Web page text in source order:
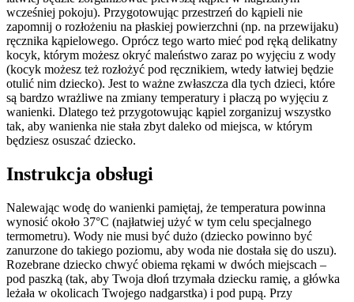
wcześniej pokoju). Przygotowując przestrzeń do kąpieli nie
zapomnij o rozłożeniu na płaskiej powierzchni (np. na przewijaku)
ręcznika kąpielowego. Oprócz tego warto mieć pod ręką delikatny
kocyk, którym możesz okryć maleństwo zaraz po wyjęciu z wody
(kocyk możesz też rozłożyć pod ręcznikiem, wtedy łatwiej będzie
otulić nim dziecko). Jest to ważne zwłaszcza dla tych dzieci, które
są bardzo wrażliwe na zmiany temperatury i płaczą po wyjęciu z
wanienki. Dlatego też przygotowując kąpiel zorganizuj wszystko
tak, aby wanienka nie stała zbyt daleko od miejsca, w którym
będziesz osuszać dziecko.
Instrukcja obsługi
Nalewając wodę do wanienki pamiętaj, że temperatura powinna
wynosić około 37°C (najłatwiej użyć w tym celu specjalnego
termometru). Wody nie musi być dużo (dziecko powinno być
zanurzone do takiego poziomu, aby woda nie dostała się do uszu).
Rozebrane dziecko chwyć obiema rękami w dwóch miejscach –
pod paszką (tak, aby Twoja dłoń trzymała dziecku ramię, a główka
leżała w okolicach Twojego nadgarstka) i pod pupą. Przy